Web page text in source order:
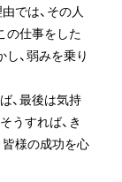
では、その人
の仕事をした
、弱みを乗り
、最後は気持
うすれば、き
様の成功を心